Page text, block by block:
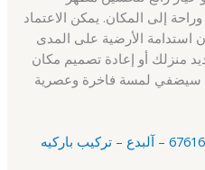
إلى المكان. يمكن الاعتماد
استدامة الأرضية على المدى
منزلك أو إعادة تصميم مكان
سيضفي لمسة فاخرة وعصرية
تركيب باركيه الكويت 67616615 – آلبدع – تركيب باركيه